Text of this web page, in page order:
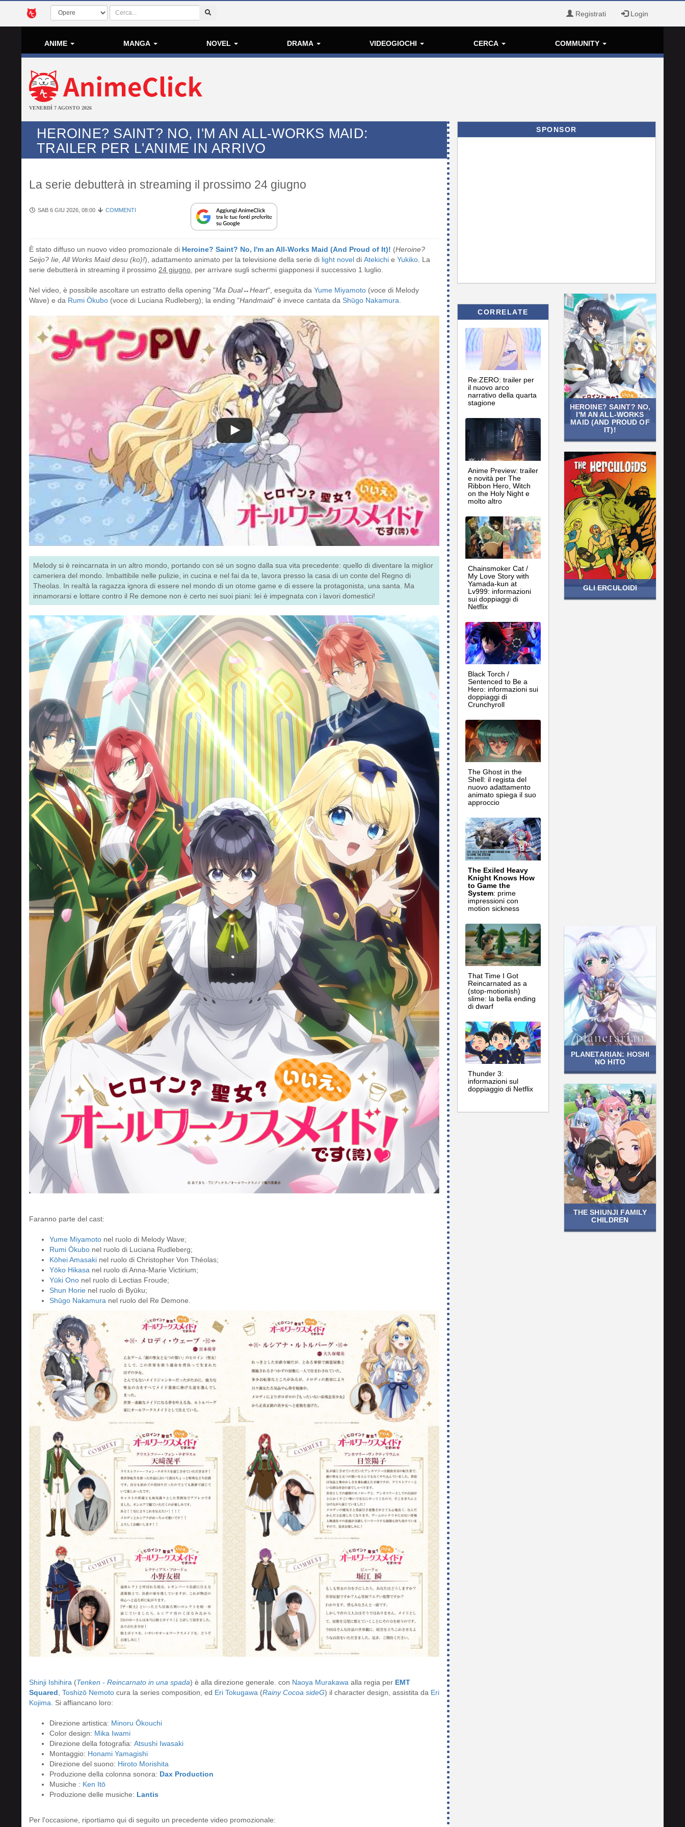
Registrati Login
ANIME MANGA NOVEL DRAMA VIDEOGIOCHI CERCA COMMUNITY
VENERDÌ 7 AGOSTO 2026
HEROINE? SAINT? NO, I'M AN ALL-WORKS MAID:
TRAILER PER L'ANIME IN ARRIVO
La serie debutterà in streaming il prossimo 24 giugno
SAB 6 GIU 2026, 08:00 COMMENTI
È stato diffuso un nuovo video promozionale di Heroine? Saint? No, I'm an All-Works Maid (And Proud of It)! (Heroine?
Seijo? Iie, All Works Maid desu (ko)!), adattamento animato per la televisione della serie di light novel di Atekichi e Yukiko . La
serie debutterà in streaming il prossimo 24 giugno , per arrivare sugli schermi giapponesi il successivo 1 luglio.
Nel video, è possibile ascoltare un estratto della opening "Ma Dual↔Heart", eseguita da Yume Miyamoto (voce di Melody
Wave) e da Rumi Ōkubo (voce di Luciana Rudleberg); la ending "Handmaid" è invece cantata da Shūgo Nakamura
Melody si è reincarnata in un altro mondo, portando con sé un sogno dalla sua vita precedente: quello di diventare la miglior
cameriera del mondo. Imbattibile nelle pulizie, in cucina e nel fai da te, lavora presso la casa di un conte del Regno di
Theolas. In realtà la ragazza ignora di essere nel mondo di un otome game e di essere la protagonista, una santa. Ma
innamorarsi e lottare contro il Re demone non è certo nei suoi piani: lei è impegnata con i lavori domestici!
Faranno parte del cast:
Yume Miyamoto nel ruolo di Melody Wave;
Rumi Ōkubo nel ruolo di Luciana Rudleberg;
Kōhei Amasaki nel ruolo di Christopher Von Théolas;
Yōko Hikasa nel ruolo di Anna-Marie Victirium;
Yūki Ono nel ruolo di Lectias Froude;
Shun Horie nel ruolo di Byūku;
Shūgo Nakamura nel ruolo del Re Demone.
Shinji Ishihira (Tenken - Reincarnato in una spada) è alla direzione generale. con Naoya Murakawa alla regia per EMT
Squared Toshizō Nemoto cura la series composition, ed Eri Tokugawa (Rainy Cocoa sideG) il character design, assistita da Eri
Kojima . Si affiancano loro:
Direzione artistica: Minoru Ōkouchi
Color design: Mika Iwami
Direzione della fotografia: Atsushi Iwasaki
Montaggio: Honami Yamagishi
Direzione del suono: Hiroto Morishita
Produzione della colonna sonora: Dax Production
Musiche : Ken Itō
Produzione delle musiche: Lantis
Per l'occasione, riportiamo qui di seguito un precedente video promozionale:
SPONSOR
CORRELATE
Re:ZERO: trailer per
il nuovo arco
narrativo della quarta
stagione
Anime Preview: trailer
e novità per The
Ribbon Hero, Witch
on the Holy Night e
molto altro
Chainsmoker Cat /
My Love Story with
Yamada-kun at
Lv999: informazioni
sui doppiaggi di
Netflix
Black Torch /
Sentenced to Be a
Hero: informazioni sui
doppiaggi di
Crunchyroll
The Ghost in the
Shell: il regista del
nuovo adattamento
animato spiega il suo
approccio
The Exiled Heavy
Knight Knows How
to Game the
System: prime
impressioni con
motion sickness
That Time I Got
Reincarnated as a
(stop-motionish)
slime: la bella ending
di dwarf
Thunder 3:
informazioni sul
doppiaggio di Netflix
HEROINE? SAINT? NO,
I'M AN ALL-WORKS
MAID (AND PROUD OF
IT)!
GLI ERCULOIDI
PLANETARIAN: HOSHI
NO HITO
THE SHIUNJI FAMILY
CHILDREN